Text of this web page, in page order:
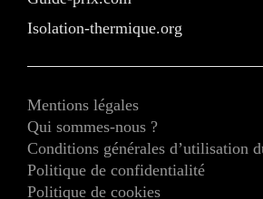
Isolation-thermique.org
Mentions légales
Qui sommes-nous ?
Conditions générales d’utilisation
Politique de confidentialité
Politique de cookies